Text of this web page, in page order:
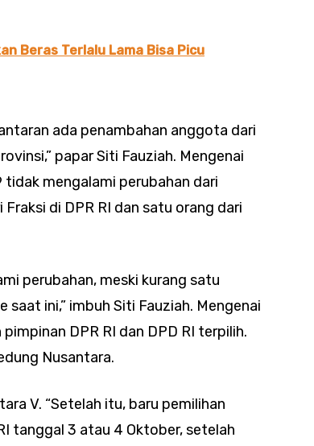
Beras Terlalu Lama Bisa Picu
ada penambahan anggota dari
papar Siti Fauziah. Mengenai
mengalami perubahan dari
di DPR RI dan satu orang dari
perubahan, meski kurang satu
ini,” imbuh Siti Fauziah. Mengenai
DPR RI dan DPD RI terpilih.
Nusantara.
V. “Setelah itu, baru pemilihan
tanggal 3 atau 4 Oktober, setelah